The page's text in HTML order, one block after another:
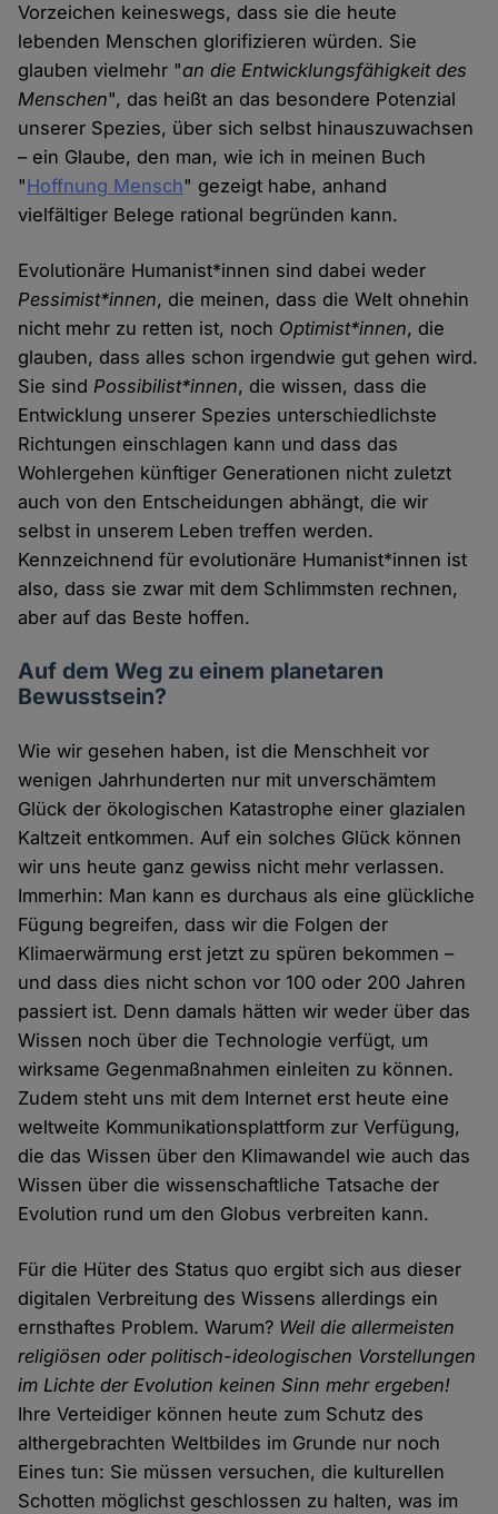
Vorzeichen keineswegs, dass sie die heute
lebenden Menschen glorifizieren würden. Sie
glauben vielmehr "an die Entwicklungsfähigkeit des
Menschen", das heißt an das besondere Potenzial
unserer Spezies, über sich selbst hinauszuwachsen
– ein Glaube, den man, wie ich in meinen Buch
"Hoffnung Mensch" gezeigt habe, anhand
vielfältiger Belege rational begründen kann.
Evolutionäre Humanist*innen sind dabei weder
Pessimist*innen, die meinen, dass die Welt ohnehin
nicht mehr zu retten ist, noch Optimist*innen, die
glauben, dass alles schon irgendwie gut gehen wird.
Sie sindPossibilist*innen, die wissen, dass die
Entwicklung unserer Spezies unterschiedlichste
Richtungen einschlagen kann und dass das
Wohlergehen künftiger Generationen nicht zuletzt
auch von den Entscheidungen abhängt, die wir
selbst in unserem Leben treffen werden.
Kennzeichnend für evolutionäre Humanist*innen ist
also, dass sie zwar mit dem Schlimmsten rechnen,
aber auf das Beste hoffen.
Auf dem Weg zu einem planetaren
Bewusstsein?
Wie wir gesehen haben, ist die Menschheit vor
wenigen Jahrhunderten nur mit unverschämtem
Glück der ökologischen Katastrophe einer glazialen
Kaltzeit entkommen. Auf ein solches Glück können
wir uns heute ganz gewiss nicht mehr verlassen.
Immerhin: Man kann es durchaus als eine glückliche
Fügung begreifen, dass wir die Folgen der
Klimaerwärmung erst jetzt zu spüren bekommen –
und dass dies nicht schon vor 100 oder 200 Jahren
passiert ist. Denn damals hätten wir weder über das
Wissen noch über die Technologie verfügt, um
wirksame Gegenmaßnahmen einleiten zu können.
Zudem steht uns mit dem Internet erst heute eine
weltweite Kommunikationsplattform zur Verfügung,
die das Wissen über den Klimawandel wie auch das
Wissen über die wissenschaftliche Tatsache der
Evolution rund um den Globus verbreiten kann.
Für die Hüter des Status quo ergibt sich aus dieser
digitalen Verbreitung des Wissens allerdings ein
ernsthaftes Problem. Warum? Weil die allermeisten
religiösen oder politisch-ideologischen Vorstellungen
im Lichte der Evolution keinen Sinn mehr ergeben!
Ihre Verteidiger können heute zum Schutz des
althergebrachten Weltbildes im Grunde nur noch
Eines tun: Sie müssen versuchen, die kulturellen
Schotten möglichst geschlossen zu halten, was im